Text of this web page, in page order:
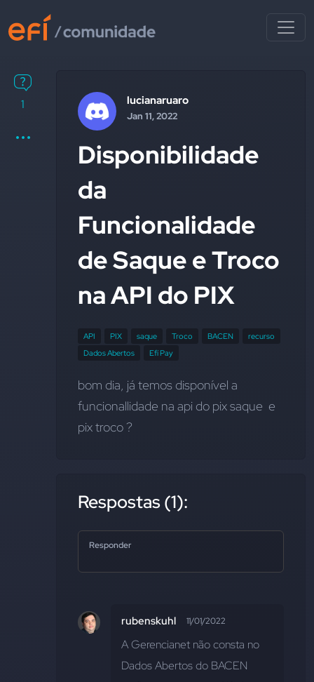
1 lucianaruaro
Jan 11, 2022
Disponibilidade
da
Funcionalidade
de Saque e Troco
na API do PIX
API PIX saque Troco BACEN
recurso
Dados Abertos
Efí Pay
bom dia, já temos disponível a
funcionallidade na api do pix saque  e
pix troco ?
Respostas (1):
Responder
rubenskuhl 11/01/2022
A Gerencianet não consta no
Dados Abertos do BACEN